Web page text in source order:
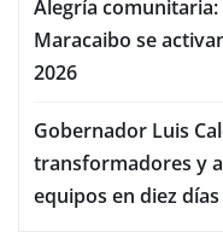
Alegría
Maracaibo se
2026
Gobernador Luis
transformadores y
equipos en diez días